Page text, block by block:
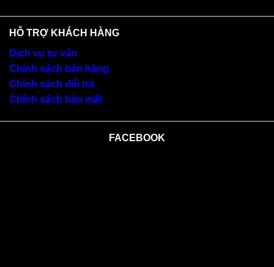
HỖ TRỢ KHÁCH HÀNG
Dịch vụ tư vấn
Chính sách bán hàng
Chính sách đổi trả
Chính sách bảo mật
FACEBOOK